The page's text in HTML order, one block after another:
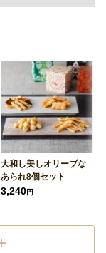
大和し美しオリーブな
あられ8個セット
3,240円